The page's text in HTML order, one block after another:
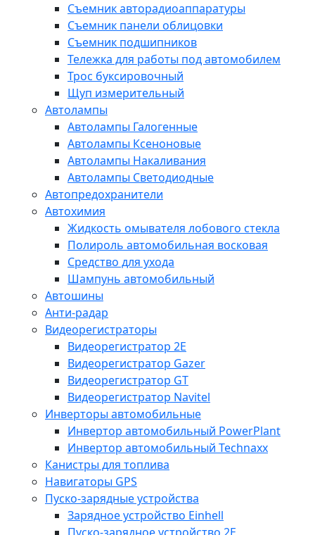
Съемник авторадиоаппаратуры
Съемник панели облицовки
Съемник подшипников
Тележка для работы под автомобилем
Трос буксировочный
Щуп измерительный
Автолампы
Автолампы Галогенные
Автолампы Ксеноновые
Автолампы Накаливания
Автолампы Светодиодные
Автопредохранители
Автохимия
Жидкость омывателя лобового стекла
Полироль автомобильная восковая
Средство для ухода
Шампунь автомобильный
Автошины
Анти-радар
Видеорегистраторы
Видеорегистратор 2E
Видеорегистратор Gazer
Видеорегистратор GT
Видеорегистратор Navitel
Инверторы автомобильные
Инвертор автомобильный PowerPlant
Инвертор автомобильный Technaxx
Канистры для топлива
Навигаторы GPS
Пуско-зарядные устройства
Зарядное устройство Einhell